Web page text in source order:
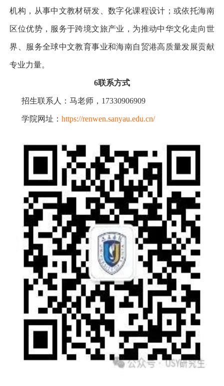
机构，从事中文教材研发、数字化课程设计；或依托海南
区位优势，服务于跨境文旅产业，为推动中华文化走向世
界、服务全球中文教育事业和海南自贸港高质量发展贡献
专业力量。
6联系方式
招生联系人：马老师，17330906909
学院网址：https://renwen.sanyau.edu.cn/